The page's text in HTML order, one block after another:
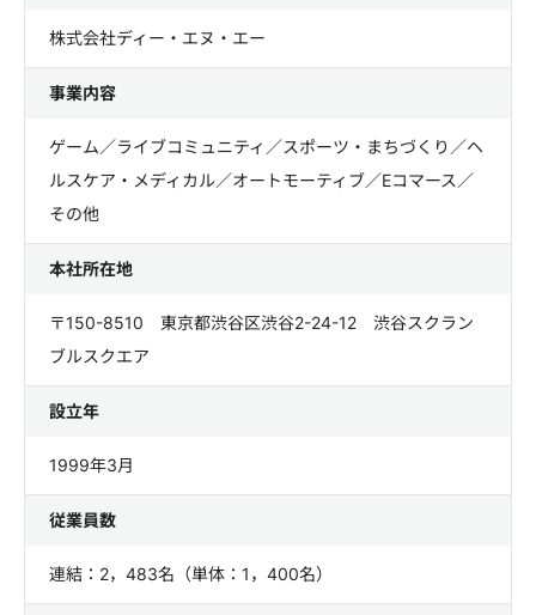
株式会社ディー・エヌ・エー
事業内容
ゲーム／ライブコミュニティ／スポーツ・まちづくり／ヘ
ルスケア・メディカル／オートモーティブ／Eコマース／
その他
本社所在地
〒150-8510 東京都渋谷区渋谷2-24-12 渋谷スクラン
ブルスクエア
設立年
1999年3月
従業員数
連結：2，483名（単体：1，400名）